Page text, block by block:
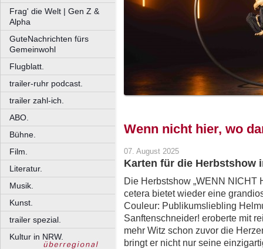
Frag' die Welt | Gen Z &
Alpha
GuteNachrichten fürs
Gemeinwohl
Flugblatt.
trailer-ruhr podcast.
trailer zahl-ich.
ABO.
Bühne.
Film.
Literatur.
Musik.
Kunst.
trailer spezial.
Kultur in NRW.
Wenn nicht hier, wo
07. August 2025
Karten für die Herbstshow
Die Herbstshow „WENN NICHT
cetera bietet wieder eine
Couleur: Publikumsliebling
Sanftenschneider! eroberte mit
mehr Witz schon zuvor die
bringt er nicht nur seine